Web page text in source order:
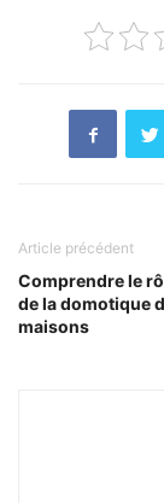
Article précédent
Comprendre le
de la domotique
maisons